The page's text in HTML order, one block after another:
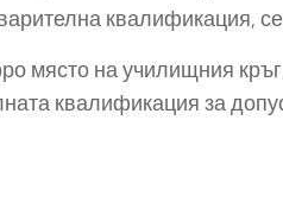
квалификация,
място на училищния
квалификация за